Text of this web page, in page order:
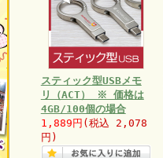
スティック型USBメモ
リ（ACT） ※ 価格は
4GB/100個の場合
1,889円 (税込 2,078
円)